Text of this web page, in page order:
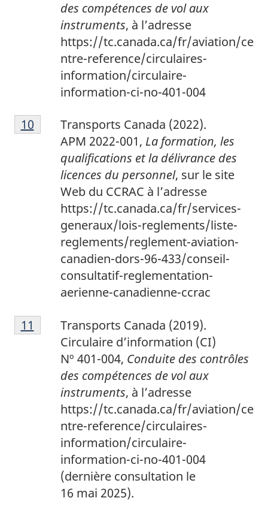
des compétences de vol aux
instruments, à l’adresse
https://tc.canada.ca/fr/aviation/ce
ntre-reference/circulaires-
information/circulaire-
information-ci-no-401-004
1
0
Transports Canada (2022).
APM 2022-001, La formation, les
qualifications et la délivrance des
licences du personnel, sur le site
Web du CCRAC à l’adresse
https://tc.canada.ca/fr/services-
generaux/lois-reglements/liste-
reglements/reglement-aviation-
canadien-dors-96-433/conseil-
consultatif-reglementation-
aerienne-canadienne-ccrac
Return to footnote
10 referrer
1
1
Transports Canada (2019).
Circulaire d’information (CI)
Nº 401-004, Conduite des contrôles
des compétences de vol aux
instruments, à l’adresse
https://tc.canada.ca/fr/aviation/ce
ntre-reference/circulaires-
information/circulaire-
information-ci-no-401-004
(dernière consultation le
16 mai 2025).
Return to footnote
11 referrer